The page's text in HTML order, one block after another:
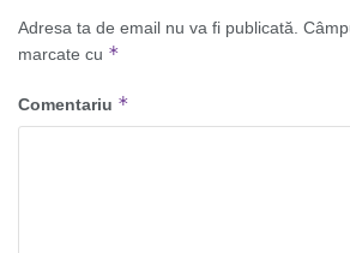
Adresa ta de email nu va fi publicată.
marcate cu *
Comentariu *